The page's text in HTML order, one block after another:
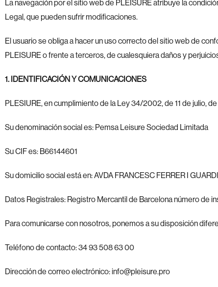
La navegación por el sitio web de PLEISURE atribuye la
Legal, que pueden sufrir modificaciones.
El usuario se obliga a hacer un uso correcto del sitio web de
PLEISURE o frente a terceros, de cualesquiera daños y
1. IDENTIFICACIÓN Y COMUNICACIONES
PLESIURE, en cumplimiento de la Ley 34/2002, de 11 de julio,
Su denominación social es: Pemsa Leisure Sociedad Limitada
Su CIF es: B66144601
Su domicilio social está en: AVDA FRANCESC FERRER I
Datos Registrales: Registro Mercantil de Barcelona número de
Para comunicarse con nosotros, ponemos a su disposición
Teléfono de contacto: 34 93 508 63 00
Dirección de correo electrónico: info@pleisure.pro